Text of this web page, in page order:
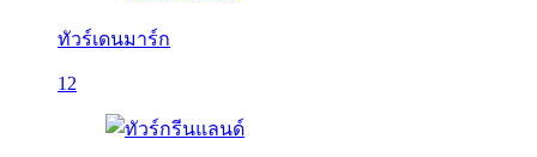
ทัวร์เดนมาร์ก
12